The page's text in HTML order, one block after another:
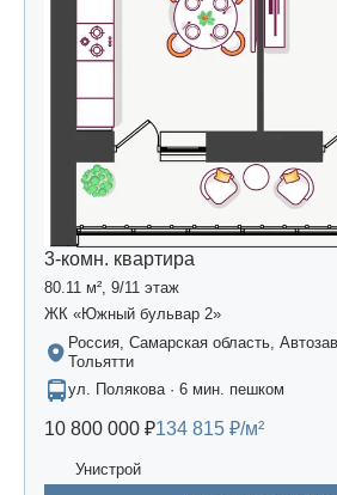
3-комн. квартира
80.11 м², 9/11 этаж
ЖК «Южный бульвар 2»
Россия, Самарская область,
Тольятти
ул. Полякова · 6 мин. пешком
10 800 000 ₽134 815 ₽/м²
Унистрой